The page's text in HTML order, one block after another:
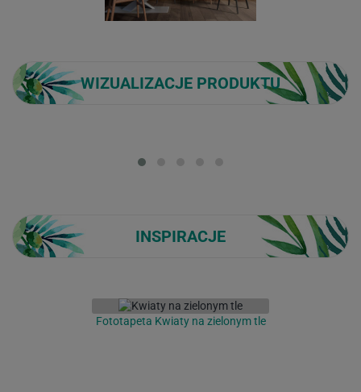
WIZUALIZACJE PRODUKTU
INSPIRACJE
Fototapeta Kwiaty na zielonym tle